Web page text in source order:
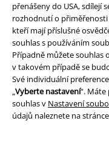
přenášeny do USA, sdílejí
rozhodnutí o
kteří mají příslušné
souhlas s používáním
Případně můžete
v takovém případě se
Své individuální
„Vyberte nastavení“.
souhlas v Nastavení
údajů naleznete na stránce